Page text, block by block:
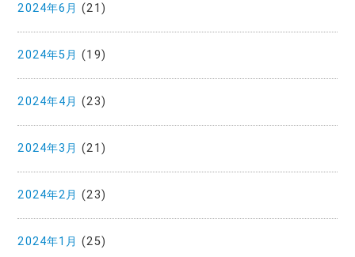
2024年6月 (21)
2024年5月 (19)
2024年4月 (23)
2024年3月 (21)
2024年2月 (23)
2024年1月 (25)